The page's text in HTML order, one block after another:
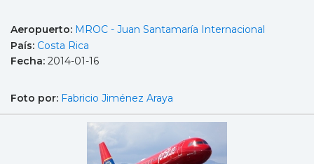
Aeropuerto: MROC - Juan Santamaría Internacional
País: Costa Rica
Fecha: 2014-01-16
Foto por: Fabricio Jiménez Araya